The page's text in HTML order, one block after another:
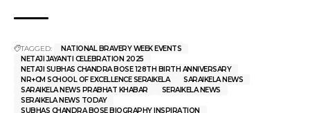
TAGGED:
NATIONAL BRAVERY WEEK EVENTS
NETAJI JAYANTI CELEBRATION 2025
NETAJI SUBHAS CHANDRA BOSE 128TH BIRTH ANNIVERSARY
NR+CM SCHOOL OF EXCELLENCE SERAIKELA
SARAIKELA NEWS
SARAIKELA NEWS PRABHAT KHABAR
SERAIKELA NEWS
SERAIKELA NEWS TODAY
SUBHAS CHANDRA BOSE BIOGRAPHY INSPIRATION